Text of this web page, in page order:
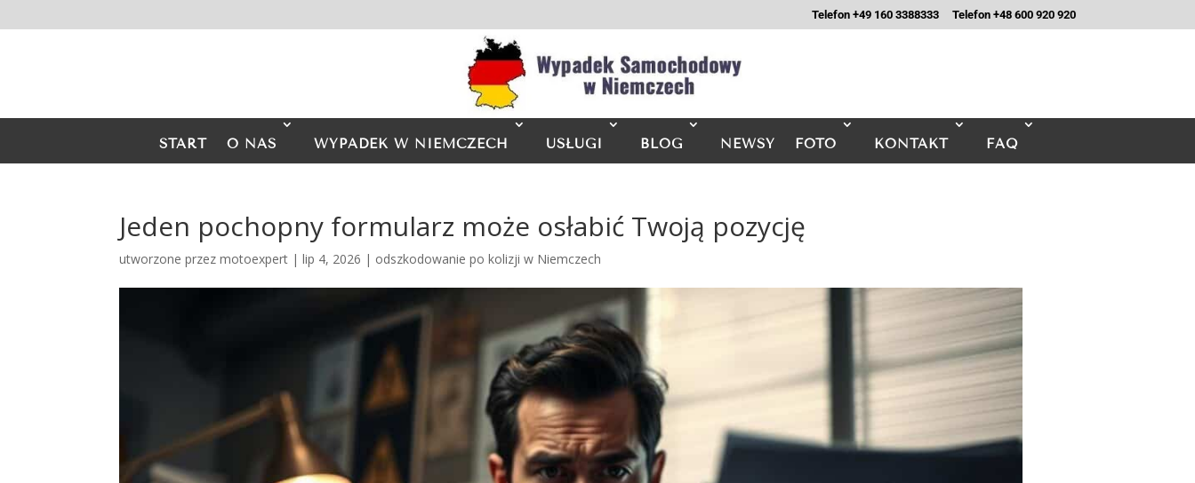
Telefon +49 160 3388333 Telefon +48 600 920 920
START O NAS WYPADEK W NIEMCZECH USŁUGI BLOG NEWSY FOTO KONTAKT FAQ
Jeden pochopny formularz może osłabić Twoją pozycję
utworzone przezmotoexpert |lip 4, 2026 | odszkodowanie po kolizji w Niemczech